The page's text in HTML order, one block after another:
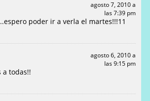
agosto 7, 2010 a
las 7:39 pm
poder ir a verla el martes!!!11
agosto 6, 2010 a
las 9:15 pm
a todas!!